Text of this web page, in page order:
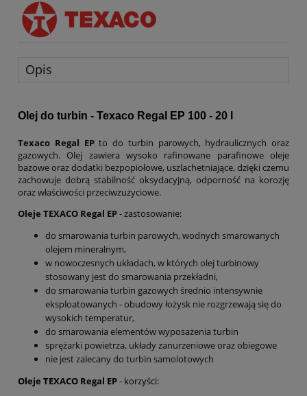
Opis
Olej do turbin - Texaco Regal EP 100 - 20 l
Texaco Regal EPto do turbin parowych, hydraulicznych oraz
gazowych. Olej zawiera wysoko rafinowane parafinowe oleje
bazowe oraz dodatki bezpopiołowe, uszlachetniające, dzięki czemu
zachowuje dobrą stabilność oksydacyjną, odporność na korozję
oraz właściwości przeciwzużyciowe.
Oleje TEXACO Regal EP- zastosowanie:
do smarowania turbin parowych, wodnych smarowanych
olejem mineralnym,
w nowoczesnych układach, w których olej turbinowy
stosowany jest do smarowania przekładni,
do smarowania turbin gazowych średnio intensywnie
eksploatowanych - obudowy łożysk nie rozgrzewają się do
wysokich temperatur,
do smarowania elementów wyposażenia turbin
sprężarki powietrza, układy zanurzeniowe oraz obiegowe
nie jest zalecany do turbin samolotowych
Oleje TEXACO Regal EP- korzyści: